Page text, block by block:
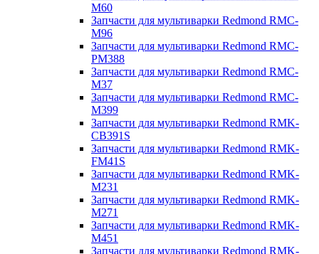
M60
Запчасти для мультиварки Redmond RMC-
M96
Запчасти для мультиварки Redmond RMC-
PM388
Запчасти для мультиварки Redmond RMC-
M37
Запчасти для мультиварки Redmond RMC-
M399
Запчасти для мультиварки Redmond RMK-
CB391S
Запчасти для мультиварки Redmond RMK-
FM41S
Запчасти для мультиварки Redmond RMK-
M231
Запчасти для мультиварки Redmond RMK-
M271
Запчасти для мультиварки Redmond RMK-
M451
Запчасти для мультиварки Redmond RMK-